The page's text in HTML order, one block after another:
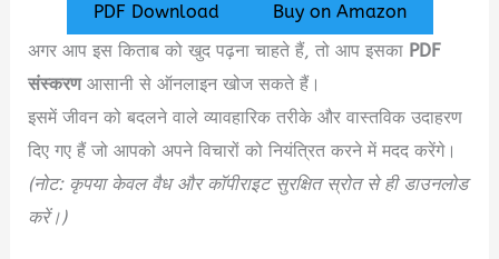
PDF Download
Buy on Amazon
अगर आप इस किताब को खुद पढ़ना चाहते हैं, तो आप इसका PDF
संस्करणआसानी से ऑनलाइन खोज सकते हैं।
इसमें जीवन को बदलने वाले व्यावहारिक तरीके और वास्तविक उदाहरण
दिए गए हैं जो आपको अपने विचारों को नियंत्रित करने में मदद करेंगे।
(नोट: कृपया केवल वैध और कॉपीराइट सुरक्षित स्रोत से ही डाउनलोड
करें।)